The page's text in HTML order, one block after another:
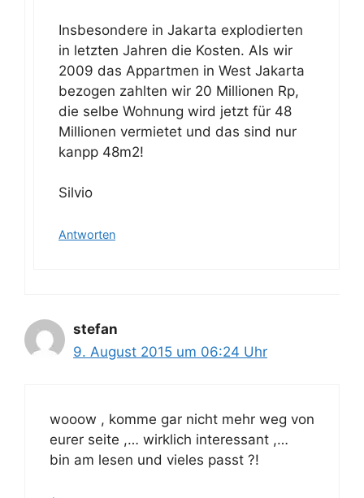
Insbesondere in Jakarta explodierten
in letzten Jahren die Kosten. Als wir
2009 das Appartmen in West Jakarta
bezogen zahlten wir 20 Millionen Rp,
die selbe Wohnung wird jetzt für 48
Millionen vermietet und das sind nur
kanpp 48m2!
Silvio
Antworten
stefan
9. August 2015 um 06:24 Uhr
wooow , komme gar nicht mehr weg von
eurer seite ,… wirklich interessant ,…
bin am lesen und vieles passt ?!